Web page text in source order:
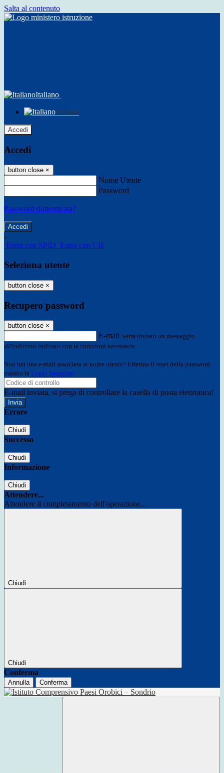
Salta al contenuto
Italiano
Italiano
Accedi
Accedi
button close ×
Nome Utente
Password
Password dimenticata?
-
Entra con SPID Entra con CIE
Seleziona utente
button close ×
Recupero password
button close ×
E-mail Verrà inviato un messaggio
all'indirizzo indicato con le istruzioni necessarie.
Non hai una e-mail associata al nome utente? Effettua il reset della password
tramite la Login Spaggiari
E-mail inviata, si prega di controllare la casella di posta elettronica!
Errore
Chiudi
Successo
Chiudi
Informazione
Chiudi
Attendere...
Attendere il completamento dell'operazione...
Chiudi
Chiudi
Conferma
Annulla Conferma